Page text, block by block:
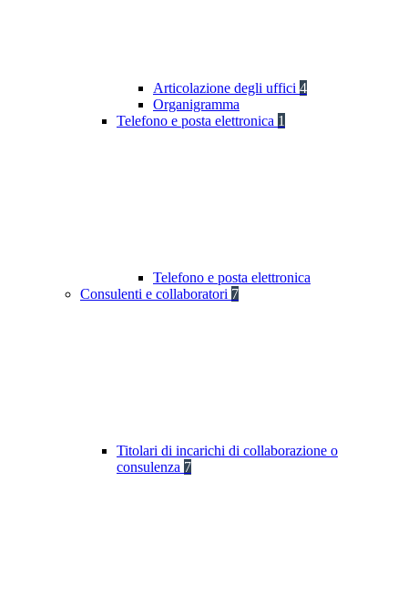
Articolazione degli uffici 4
Organigramma
Telefono e posta elettronica 1
Telefono e posta elettronica
Consulenti e collaboratori 7
Titolari di incarichi di collaborazione o
consulenza 7